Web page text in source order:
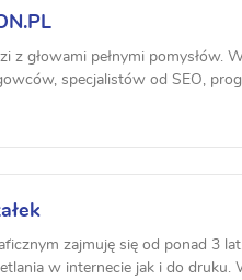
z głowami pełnymi pomysłów.
specjalistów od SEO,
zajmuję się od ponad 3
w internecie jak i do druku.